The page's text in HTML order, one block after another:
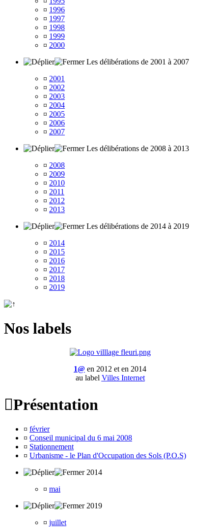
¤ 1996
¤ 1997
¤ 1998
¤ 1999
¤ 2000
Les délibérations de 2001 à 2007
¤ 2001
¤ 2002
¤ 2003
¤ 2004
¤ 2005
¤ 2006
¤ 2007
Les délibérations de 2008 à 2013
¤ 2008
¤ 2009
¤ 2010
¤ 2011
¤ 2012
¤ 2013
Les délibérations de 2014 à 2019
¤ 2014
¤ 2015
¤ 2016
¤ 2017
¤ 2018
¤ 2019
Nos labels
1@ en 2012 et en 2014
au label Villes Internet
Présentation
¤ février
¤ Conseil municipal du 6 mai 2008
¤ Stationnement
¤ Urbanisme - le Plan d'Occupation des Sols (P.O.S)
2014
¤ mai
2019
¤ juillet